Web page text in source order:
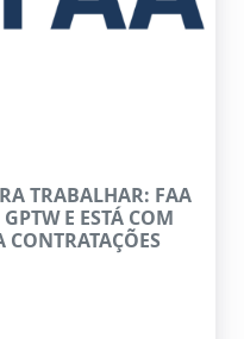
TRABALHAR: FAA
E ESTÁ COM
CONTRATAÇÕES